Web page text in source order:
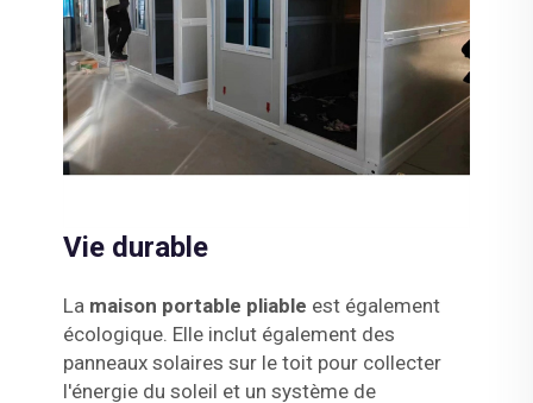
Vie durable
La maison portable pliable est également
écologique. Elle inclut également des
panneaux solaires sur le toit pour collecter
l'énergie du soleil et un système de